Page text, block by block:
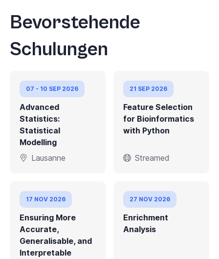
Bevorstehende
Schulungen
07 - 10 SEP 2026
Advanced
Statistics:
Statistical
Modelling
Lausanne
21 SEP 2026
Feature Selection
for Bioinformatics
with Python
Streamed
17 NOV 2026
Ensuring More
Accurate,
Generalisable, and
Interpretable
27 NOV 2026
Enrichment
Analysis